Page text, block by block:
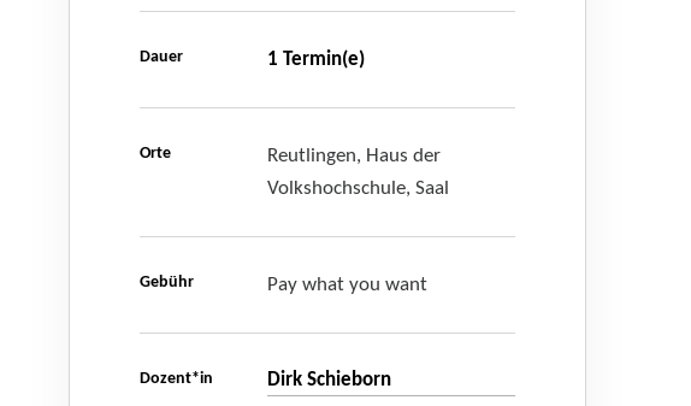
Dauer 1 Termin(e)
Orte
Reutlingen, Haus der
Volkshochschule, Saal
Gebühr Pay what you want
Dozent*in Dirk Schieborn